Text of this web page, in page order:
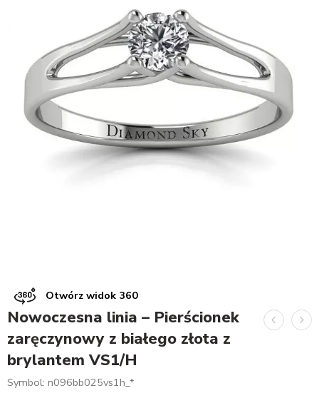
Otwórz widok 360
Nowoczesna linia – Pierścionek
zaręczynowy z białego złota z
brylantem VS1/H
Symbol: n096bb025vs1h_*